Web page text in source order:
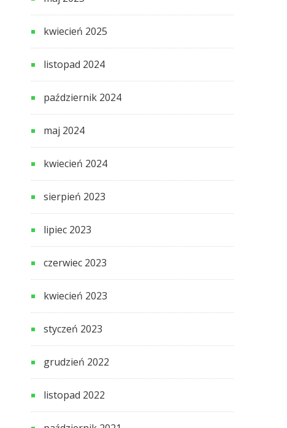
kwiecień 2025
listopad 2024
październik 2024
maj 2024
kwiecień 2024
sierpień 2023
lipiec 2023
czerwiec 2023
kwiecień 2023
styczeń 2023
grudzień 2022
listopad 2022